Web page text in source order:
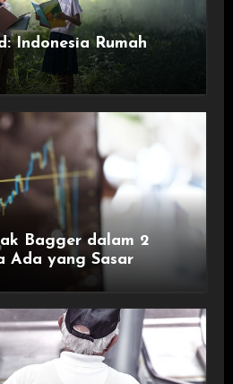
Indonesia Rumah
Bagger dalam 2
Ada yang Sasar